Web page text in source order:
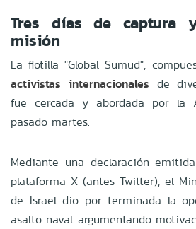
Tres días de
misión
La flotilla "Global Sumud",
activistas internacionales de
fue cercada y abordada por la
pasado martes.
Mediante una declaración
plataforma X (antes Twitter), el
de Israel dio por terminada la
asalto naval argumentando